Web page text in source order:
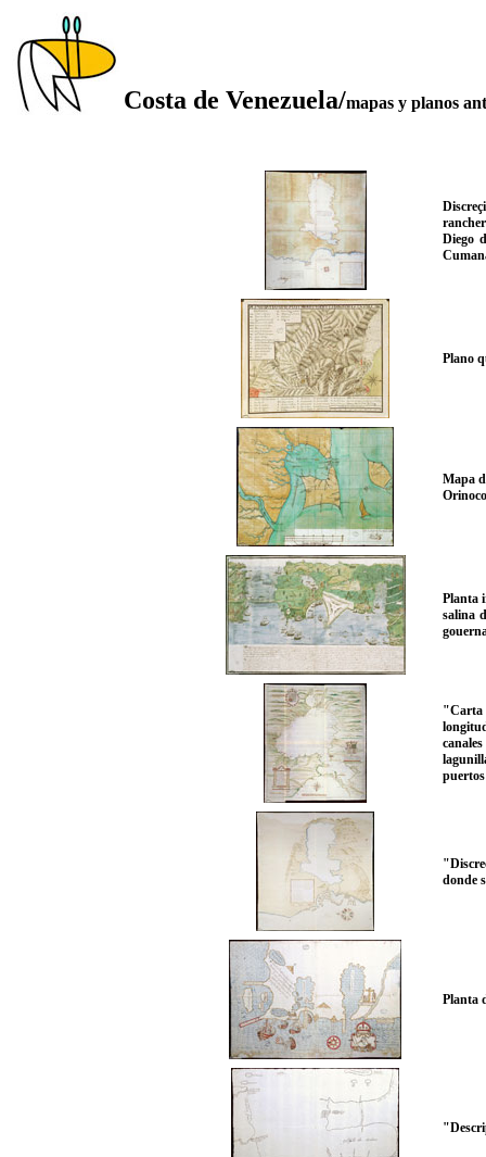
Costa de Venezuela/mapas y planos
Diego
Plano
Mapa
Planta
salina
"Carta
donde
Planta